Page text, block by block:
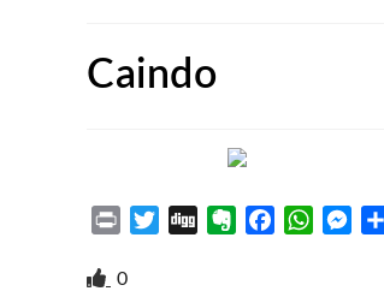
Caindo
i
W
M
0